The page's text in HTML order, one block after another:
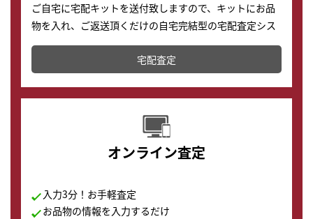
ご自宅に宅配キットを送付致しますので、キットにお品
物を入れ、ご返送頂くだけの自宅完結型の宅配査定シス
テムです。
配送でも簡単&安全に査定・買取に出すことが可能で
す。
宅配査定
オンライン査定
入力3分！お手軽査定
お品物の情報を入力するだけ